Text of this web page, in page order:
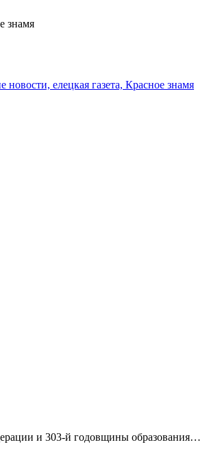
знамя
елецкая газета, Красное знамя
и 303-й годовщины образования…